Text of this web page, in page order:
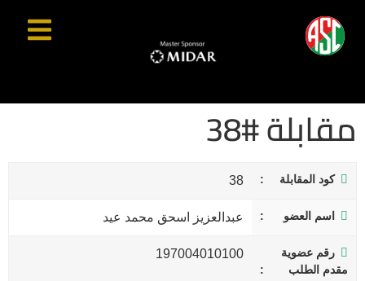
مقابلة #38
كود المقابلة 38
اسم العضو عبدالعزيز اسحق محمد عيد
رقم عضوية
مقدم الطلب
197004010100